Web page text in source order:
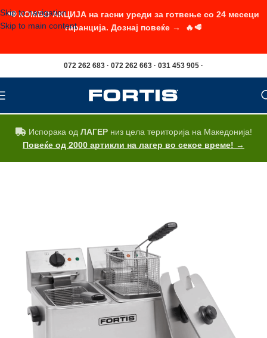
Skip to navigation
Skip to main content
072 262 683 · 072 262 663 · 031 453 905 ·
Испорака од ЛАГЕРниз цела територија на Македонија!
Повеќе од 2000 артикли на лагер во секое време! →
📢 КОМБО АКЦИЈА на гасни уреди за готвење со 24 месеци
гаранција. Дознај повеќе → 🔥🥩